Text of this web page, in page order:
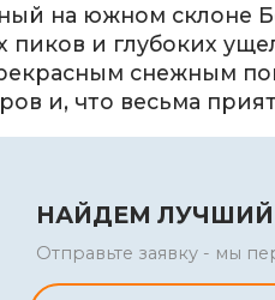
на южном склоне
пиков и глубоких
снежным
и, что весьма
НАЙДЕМ ЛУЧШИЙ
Отправьте заявку - мы